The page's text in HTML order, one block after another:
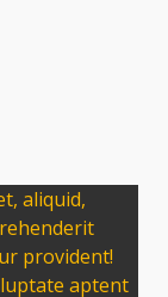
aliquid,
provident!
aptent